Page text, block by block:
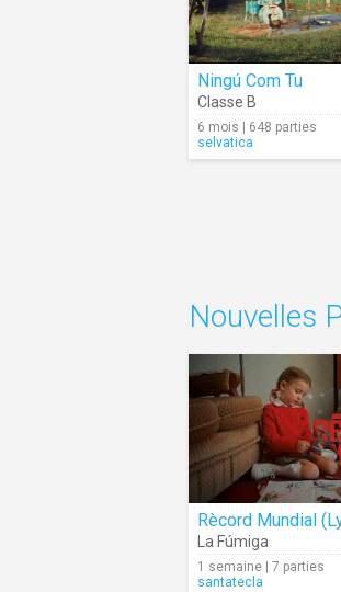
Ningú Com Tu
Classe B
6 mois | 648 parties
selvatica
Nouvelles
Rècord Mundial
La Fúmiga
1 semaine | 7 parties
santatecla